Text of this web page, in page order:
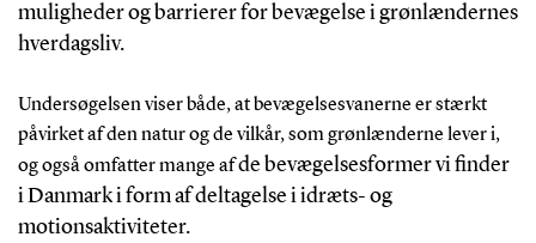
muligheder og barrierer for bevægelse i grønlændernes
hverdagsliv.
Undersøgelsen viser både, at bevægelsesvanerne er stærkt
påvirket af den natur og de vilkår, som grønlænderne lever i,
og også omfatter mange afde bevægelsesformer vi finder
i Danmark i form af deltagelse i idræts- og
motionsaktiviteter.